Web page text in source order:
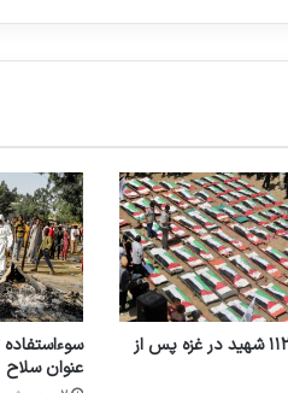
اعتراف داعش
تشییع و دفن ۱۱۲ شهید در غزه پس از
عنوان سلاح